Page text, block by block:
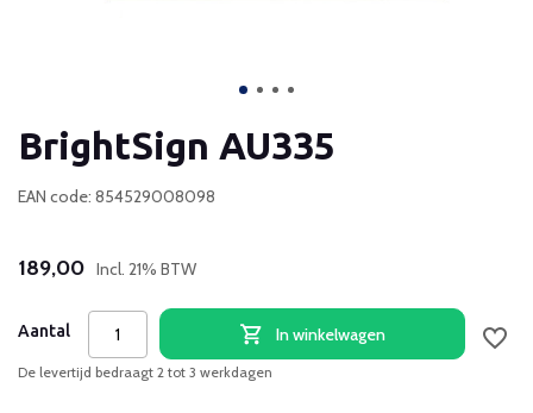
BrightSign AU335
EAN code: 854529008098
189,00 Incl. 21% BTW
Aantal In winkelwagen
De levertijd bedraagt 2 tot 3 werkdagen